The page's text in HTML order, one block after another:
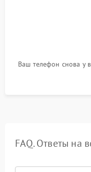
Ваш телефон снова у
FAQ. Ответы на